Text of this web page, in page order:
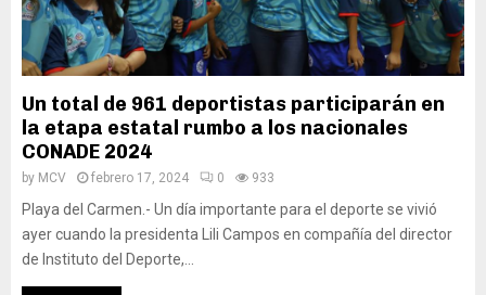
Un total de 961 deportistas participarán en
la etapa estatal rumbo a los nacionales
CONADE 2024
by MCV febrero 17, 2024 0 933
Playa del Carmen.- Un día importante para el deporte se vivió
ayer cuando la presidenta Lili Campos en compañía del director
de Instituto del Deporte,...